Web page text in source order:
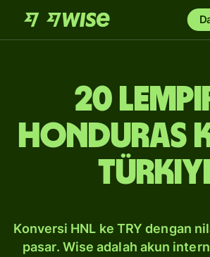
20
Honduras
Konversi HNL ke TRY dengan
pasar. Wise adalah akun